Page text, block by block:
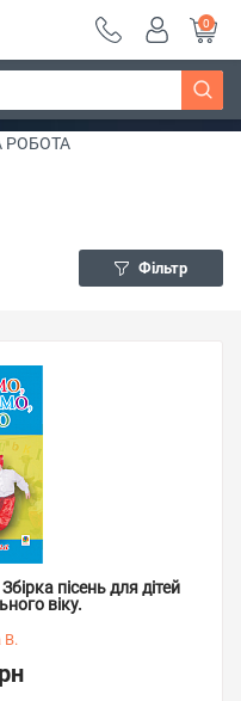
~
Дізнатись більше
0
РОБОТА
Фільтр
пісень для дітей
віку.
В.